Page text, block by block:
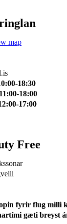
map
18:30
18:00
17:00
Free
fyrir flug milli
gæti breyst